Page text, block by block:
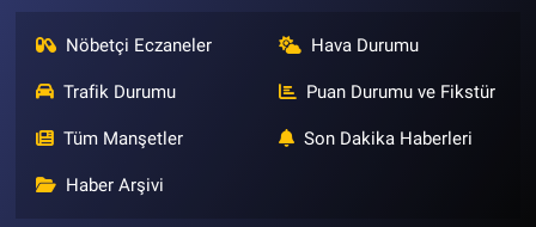
Nöbetçi Eczaneler Hava Durumu
Trafik Durumu Puan Durumu ve Fikstür
Tüm Manşetler Son Dakika Haberleri
Haber Arşivi